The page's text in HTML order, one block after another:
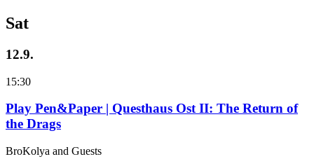
Sat
12.9.
15:30
Play Pen&Paper | Questhaus Ost II: The Return of
the Drags
BroKolya and Guests